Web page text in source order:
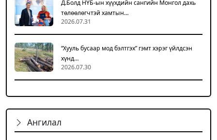
Д.Болд НҮБ-ын хүүхдийн сангийн Монгол дахь
төлөөлөгчтэй хамтын…
2026.07.31
“Хууль бусаар мод бэлтгэх” гэмт хэрэг үйлдсэн
хүнд…
2026.07.30
Ангилал